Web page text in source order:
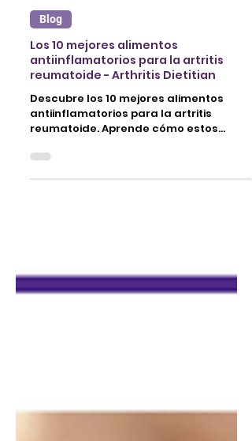
Cristina Montoya, RD
Blog
Los 10 mejores alimentos
reumatoide - Arthritis Dietitian
Descubre los 10 mejores alimentos
antiinflamatorios para la artritis
reumatoide. Aprende cómo estos
mejorar tu salud.